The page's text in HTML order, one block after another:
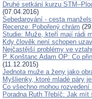
Druhé setkání kurzu
(07.04.2016)
Sebedarování - cesta
Recenze: Pobořený chrám
Studie: Muže, kteří mají rádi
Kdy člověk není schopen
Nejčastější problémy ve
P. Konštanc Adam OP: Co
(11.12.2015)
Jednota muže a ženy jako
Myšlienky, ktoré mladé páry
Co všechno mohou
Poradna Ruth Třebíč: Jak